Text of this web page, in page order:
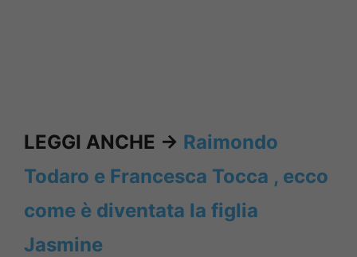
LEGGI ANCHE -> Raimondo
Todaro e Francesca Tocca , ecco
come è diventata la figlia
Jasmine